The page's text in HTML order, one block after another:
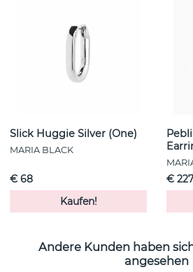
Slick Huggie Silver (One)
MARIA BLACK
€ 68
Kaufen!
€ 227
Andere Kunden haben
angesehen
Erhalten Sie
Rabatt von
Melden Sie sich hier zu
an und erhalten Sie 15%
ersten Einkauf. (10% Georg